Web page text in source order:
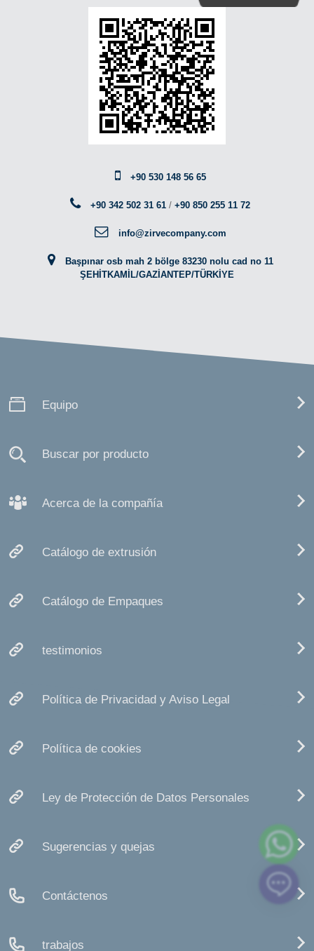
+90 530 148 56 65
+90 342 502 31 61 /+90 850 255 11 72
info@zirvecompany.com
Başpınar osb mah 2 bölge 83230 nolu cad no 11
ŞEHİTKAMİL/GAZİANTEP/TÜRKİYE
Equipo
Buscar por producto
Acerca de la compañía
Catálogo de extrusión
Catálogo de Empaques
testimonios
Política de Privacidad y Aviso Legal
Política de cookies
Ley de Protección de Datos Personales
Sugerencias y quejas
Contáctenos
trabajos